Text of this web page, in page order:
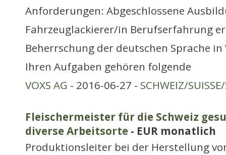
Anforderungen: Abgeschlossene
Fahrzeuglackierer/in Berufserfahrung
Beherrschung der deutschen Sprache
Ihren Aufgaben gehören folgende
VOXS AG - 2016-06-27 - SCHWEIZ/
Fleischermeister für die Schweiz
diverse Arbeitsorte - EUR monatlich
Produktionsleiter bei der Herstellung